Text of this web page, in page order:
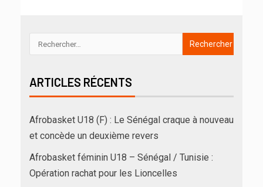
ARTICLES RÉCENTS
Afrobasket U18 (F) : Le Sénégal craque à nouveau
et concède un deuxième revers
Afrobasket féminin U18 – Sénégal / Tunisie :
Opération rachat pour les Lioncelles